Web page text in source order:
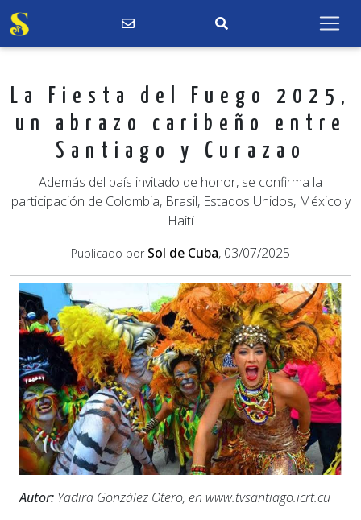
La Fiesta del Fuego 2025,
un abrazo caribeño entre
Santiago y Curazao
Además del país invitado de honor, se confirma la
participación de Colombia, Brasil, Estados Unidos, México y
Haití
Publicado por Sol de Cuba, 03/07/2025
Autor: Yadira González Otero, en www.tvsantiago.icrt.cu